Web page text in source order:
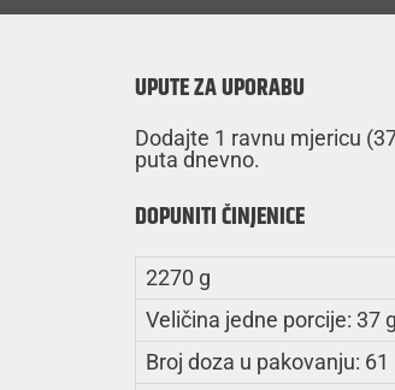
UPUTE ZA UPORABU
Dodajte 1 ravnu mjericu
puta dnevno.
DOPUNITI ČINJENICE
2270 g
Veličina jedne porcije: 37 g
Broj doza u pakovanju: 61